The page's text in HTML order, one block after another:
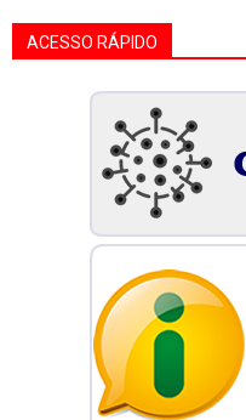
ACESSO RÁPIDO